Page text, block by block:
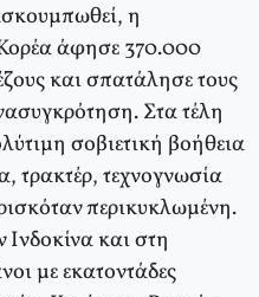
η
άφησε 370.000
και σπατάλησε τους
Στα τέλη
σοβιετική βοήθεια
τρακτέρ, τεχνογνωσία
περικυκλωμένη.
και στη
με εκατοντάδες